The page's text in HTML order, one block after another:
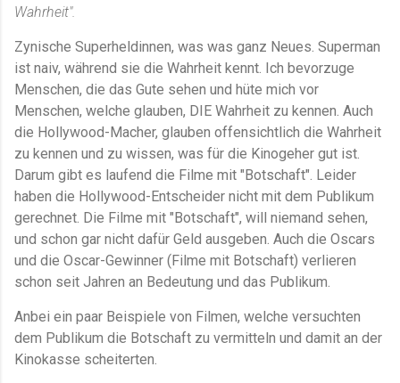
Wahrheit".
Zynische Superheldinnen, was was ganz Neues. Superman
ist naiv, während sie die Wahrheit kennt. Ich bevorzuge
Menschen, die das Gute sehen und hüte mich vor
Menschen, welche glauben, DIE Wahrheit zu kennen. Auch
die Hollywood-Macher, glauben offensichtlich die Wahrheit
zu kennen und zu wissen, was für die Kinogeher gut ist.
Darum gibt es laufend die Filme mit "Botschaft". Leider
haben die Hollywood-Entscheider nicht mit dem Publikum
gerechnet. Die Filme mit "Botschaft", will niemand sehen,
und schon gar nicht dafür Geld ausgeben. Auch die Oscars
und die Oscar-Gewinner (Filme mit Botschaft) verlieren
schon seit Jahren an Bedeutung und das Publikum.
Anbei ein paar Beispiele von Filmen, welche versuchten
dem Publikum die Botschaft zu vermitteln und damit an der
Kinokasse scheiterten.